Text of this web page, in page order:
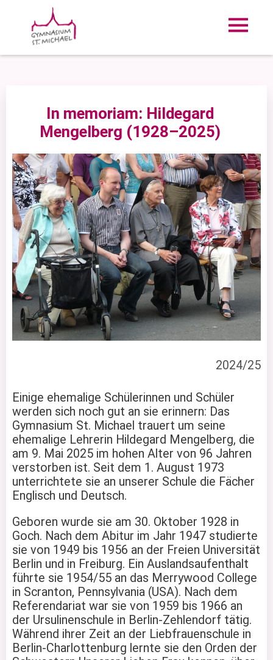
In memoriam: Hildegard
Mengelberg (1928–2025)
2024/25
Einige ehemalige Schülerinnen und Schüler
werden sich noch gut an sie erinnern: Das
Gymnasium St. Michael trauert um seine
ehemalige Lehrerin Hildegard Mengelberg, die
am 9. Mai 2025 im hohen Alter von 96 Jahren
verstorben ist. Seit dem 1. August 1973
unterrichtete sie an unserer Schule die Fächer
Englisch und Deutsch.
Geboren wurde sie am 30. Oktober 1928 in
Goch. Nach dem Abitur im Jahr 1947 studierte
sie von 1949 bis 1956 an der Freien Universität
Berlin und in Freiburg. Ein Auslandsaufenthalt
führte sie 1954/55 an das Merrywood College
in Scranton, Pennsylvania (USA). Nach dem
Referendariat war sie von 1959 bis 1966 an
der Ursulinenschule in Berlin-Zehlendorf tätig.
Während ihrer Zeit an der Liebfrauenschule in
Berlin-Charlottenburg lernte sie den Orden der